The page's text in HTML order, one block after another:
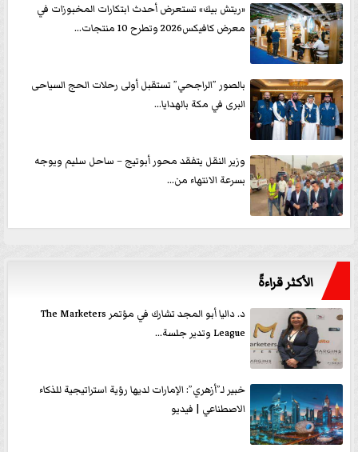
«ريتش بيك» تستعرض أحدث ابتكارات المخبوزات في
معرض كافيكس2026 وتطرح 10 منتجات...
بالصور ”الراجحي” تستقبل أولى رحلات الحج السياحى
البرى في مكة بالهدايا...
وزير النقل يتفقد محور أبوتيج – ساحل سليم ويوجه
بسرعة الانتهاء من...
الأكثر قراءةً
د. داليا أبو المجد تشارك في مؤتمر The Marketers
League وتدير جلسة...
خبير لـ”أزهري”: الإمارات لديها رؤية استراتيجية للذكاء
الاصطناعي | فيديو